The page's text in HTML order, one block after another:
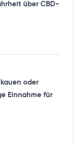
über CBD-
oder
Einnahme für